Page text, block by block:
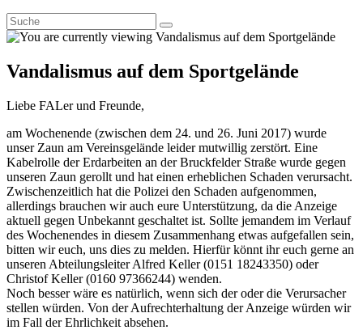
Vandalismus auf dem Sportgelände
Liebe FALer und Freunde,
am Wochenende (zwischen dem 24. und 26. Juni 2017) wurde
unser Zaun am Vereinsgelände leider mutwillig zerstört. Eine
Kabelrolle der Erdarbeiten an der Bruckfelder Straße wurde gegen
unseren Zaun gerollt und hat einen erheblichen Schaden verursacht.
Zwischenzeitlich hat die Polizei den Schaden aufgenommen,
allerdings brauchen wir auch eure Unterstützung, da die Anzeige
aktuell gegen Unbekannt geschaltet ist. Sollte jemandem im Verlauf
des Wochenendes in diesem Zusammenhang etwas aufgefallen sein,
bitten wir euch, uns dies zu melden. Hierfür könnt ihr euch gerne an
unseren Abteilungsleiter Alfred Keller (0151 18243350) oder
Christof Keller (0160 97366244) wenden.
Noch besser wäre es natürlich, wenn sich der oder die Verursacher
stellen würden. Von der Aufrechterhaltung der Anzeige würden wir
im Fall der Ehrlichkeit absehen.